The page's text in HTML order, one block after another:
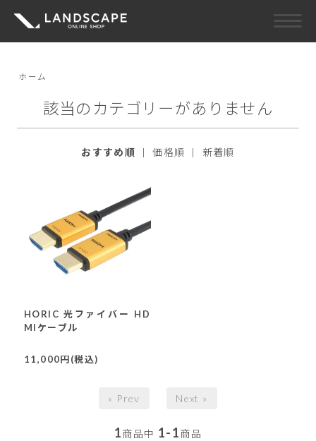
ホーム
該当のカテゴリーがありません
おすすめ順 |価格順 | 新着順
HORIC 光ファイバー HD
MIケーブル
11,000円(税込)
« Prev Next »
1商品中 1-1商品